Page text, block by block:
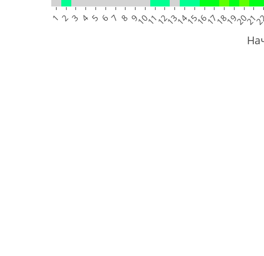
1 2 3 4 5 6 7 8 9101112131415161718192021